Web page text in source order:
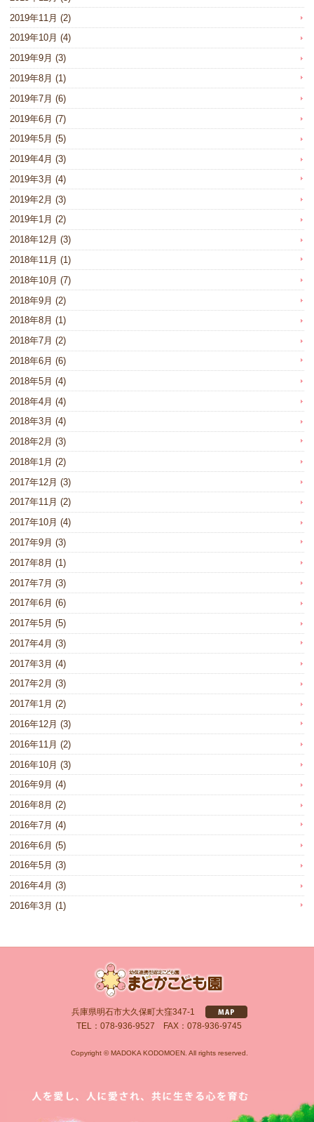
2019年11月 (2)
2019年10月 (4)
2019年9月 (3)
2019年8月 (1)
2019年7月 (6)
2019年6月 (7)
2019年5月 (5)
2019年4月 (3)
2019年3月 (4)
2019年2月 (3)
2019年1月 (2)
2018年12月 (3)
2018年11月 (1)
2018年10月 (7)
2018年9月 (2)
2018年8月 (1)
2018年7月 (2)
2018年6月 (6)
2018年5月 (4)
2018年4月 (4)
2018年3月 (4)
2018年2月 (3)
2018年1月 (2)
2017年12月 (3)
2017年11月 (2)
2017年10月 (4)
2017年9月 (3)
2017年8月 (1)
2017年7月 (3)
2017年6月 (6)
2017年5月 (5)
2017年4月 (3)
2017年3月 (4)
2017年2月 (3)
2017年1月 (2)
2016年12月 (3)
2016年11月 (2)
2016年10月 (3)
2016年9月 (4)
2016年8月 (2)
2016年7月 (4)
2016年6月 (5)
2016年5月 (3)
2016年4月 (3)
2016年3月 (1)
兵庫県明石市大久保町大窪347-1
TEL：078-936-9527 FAX：078-936-9745
Copyright © MADOKA KODOMOEN. All rights reserved.